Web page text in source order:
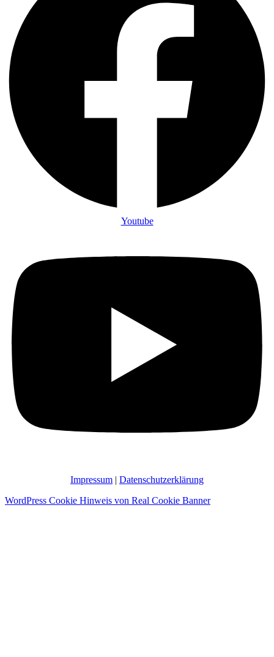
Youtube
Impressum | Datenschutzerklärung
WordPress Cookie Hinweis von Real Cookie Banner